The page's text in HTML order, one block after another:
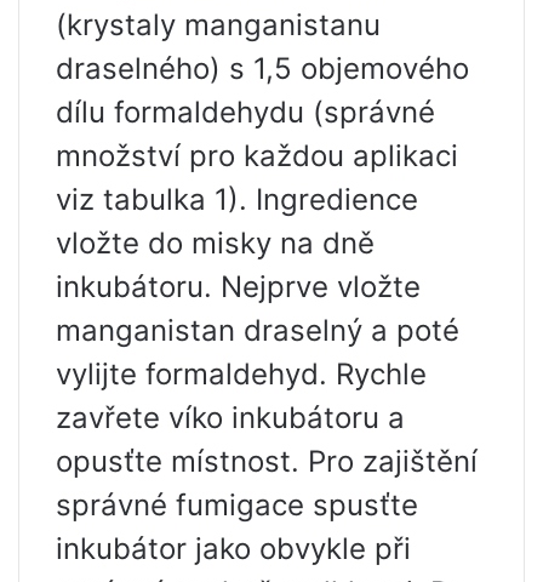
(krystaly manganistanu
draselného) s 1,5 objemového
dílu formaldehydu (správné
množství pro každou aplikaci
viz tabulka 1). Ingredience
vložte do misky na dně
inkubátoru. Nejprve vložte
manganistan draselný a poté
vylijte formaldehyd. Rychle
zavřete víko inkubátoru a
opusťte místnost. Pro zajištění
správné fumigace spusťte
inkubátor jako obvykle při